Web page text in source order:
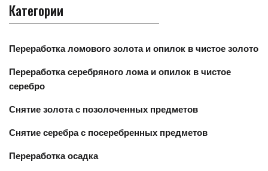
Категории
Переработка ломового золота и опилок в чистое золото
Переработка серебряного лома и опилок в чистое
серебро
Снятие золота с позолоченных предметов
Снятие серебра с посеребренных предметов
Переработка осадка